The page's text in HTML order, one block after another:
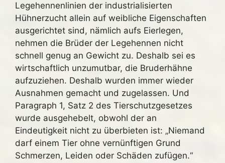
Legehennenlinien der industrialisierten
Hühnerzucht allein auf weibliche Eigenschaften
ausgerichtet sind, nämlich aufs Eierlegen,
nehmen die Brüder der Legehennen nicht
schnell genug an Gewicht zu. Deshalb sei es
wirtschaftlich unzumutbar, die Bruderhähne
aufzuziehen. Deshalb wurden immer wieder
Ausnahmen gemacht und zugelassen. Und
Paragraph 1, Satz 2 des Tierschutzgesetzes
wurde ausgehebelt, obwohl der an
Eindeutigkeit nicht zu überbieten ist: „Niemand
darf einem Tier ohne vernünftigen Grund
Schmerzen, Leiden oder Schäden zufügen.“